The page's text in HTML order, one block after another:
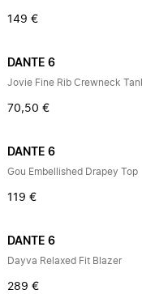
149 €
DANTE 6
Jovie Fine Rib Crewneck
70,50 €
DANTE 6
Gou Embellished Drapey Top
119 €
DANTE 6
Dayva Relaxed Fit Blazer
289 €